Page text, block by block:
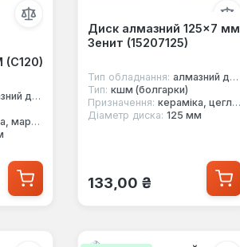
(C120)
диск
Диск алмазний 125×7 мм
Зенит (15207125)
Тип обладнання: алмазний диск
Тип: кшм (болгарки)
Призначення: кераміка, цегла, бетон, граніт, шифер, мармур, черепиця
Діаметр диска: 125 мм
Звичайна ціна:
133,00 ₴